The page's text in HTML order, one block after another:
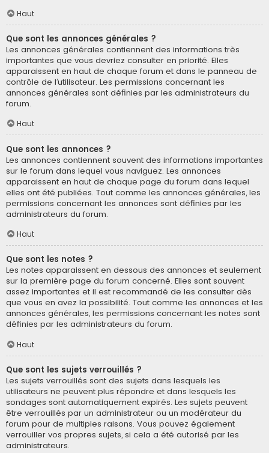
Haut
Que sont les annonces générales ?
Les annonces générales contiennent des informations très
importantes que vous devriez consulter en priorité. Elles
apparaissent en haut de chaque forum et dans le panneau de
contrôle de l’utilisateur. Les permissions concernant les
annonces générales sont définies par les administrateurs du
forum.
Haut
Que sont les annonces ?
Les annonces contiennent souvent des informations importantes
sur le forum dans lequel vous naviguez. Les annonces
apparaissent en haut de chaque page du forum dans lequel
elles ont été publiées. Tout comme les annonces générales, les
permissions concernant les annonces sont définies par les
administrateurs du forum.
Haut
Que sont les notes ?
Les notes apparaissent en dessous des annonces et seulement
sur la première page du forum concerné. Elles sont souvent
assez importantes et il est recommandé de les consulter dès
que vous en avez la possibilité. Tout comme les annonces et les
annonces générales, les permissions concernant les notes sont
définies par les administrateurs du forum.
Haut
Que sont les sujets verrouillés ?
Les sujets verrouillés sont des sujets dans lesquels les
utilisateurs ne peuvent plus répondre et dans lesquels les
sondages sont automatiquement expirés. Les sujets peuvent
être verrouillés par un administrateur ou un modérateur du
forum pour de multiples raisons. Vous pouvez également
verrouiller vos propres sujets, si cela a été autorisé par les
administrateurs.